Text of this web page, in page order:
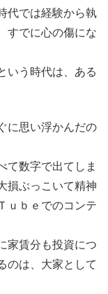
代では経験から執
すでに心の傷にな
いう時代は、ある
に思い浮かんだの
て数字で出てしま
損ぶっこいて精神
ｕｂｅでのコンテ
家賃分も投資につ
のは、大家として